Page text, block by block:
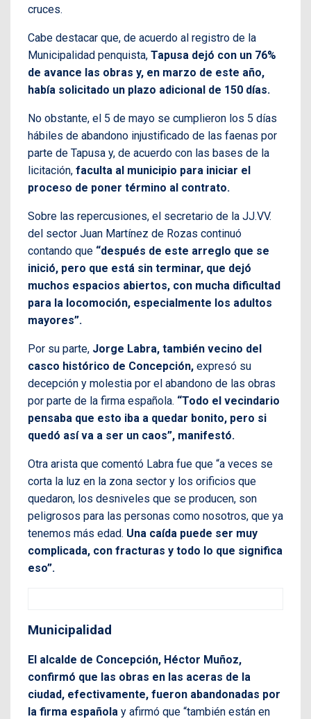
cruces.
Cabe destacar que, de acuerdo al registro de la
Municipalidad penquista, Tapusa dejó con un 76%
de avance las obras y, en marzo de este año,
había solicitado un plazo adicional de 150 días.
No obstante, el 5 de mayo se cumplieron los 5 días
hábiles de abandono injustificado de las faenas por
parte de Tapusa y, de acuerdo con las bases de la
licitación, faculta al municipio para iniciar el
proceso de poner término al contrato.
Sobre las repercusiones, el secretario de la JJ.VV.
del sector Juan Martínez de Rozas continuó
contando que “después de este arreglo que se
inició, pero que está sin terminar, que dejó
muchos espacios abiertos, con mucha dificultad
para la locomoción, especialmente los adultos
mayores”.
Por su parte, Jorge Labra, también vecino del
casco histórico de Concepción, expresó su
decepción y molestia por el abandono de las obras
por parte de la firma española. “Todo el vecindario
pensaba que esto iba a quedar bonito, pero si
quedó así va a ser un caos”, manifestó.
Otra arista que comentó Labra fue que “a veces se
corta la luz en la zona sector y los orificios que
quedaron, los desniveles que se producen, son
peligrosos para las personas como nosotros, que ya
tenemos más edad. Una caída puede ser muy
complicada, con fracturas y todo lo que significa
eso”.
Municipalidad
El alcalde de Concepción, Héctor Muñoz,
confirmó que las obras en las aceras de la
ciudad, efectivamente, fueron abandonadas por
la firma española y afirmó que “también están en